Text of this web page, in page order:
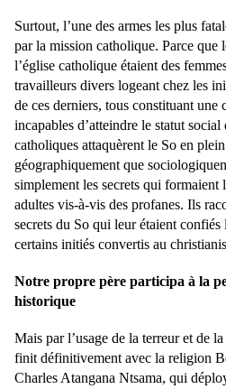
Surtout, l’une des armes les plus
par la mission catholique. Parce que
l’église catholique étaient des
travailleurs divers logeant chez les
de ces derniers, tous constituant une
incapables d’atteindre le statut
catholiques attaquèrent le So en
géographiquement que
simplement les secrets qui formaient
adultes vis-à-vis des profanes. Ils
secrets du So qui leur étaient
certains initiés convertis au
Notre propre père participa à la
historique
Mais par l’usage de la terreur et de
finit définitivement avec la religion
Charles Atangana Ntsama, qui